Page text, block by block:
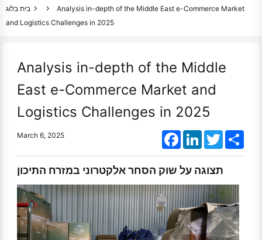
בית בלוג
Analysis in-depth of the Middle East e-Commerce Market
and Logistics Challenges in 2025
Analysis in-depth of the Middle
East e-Commerce Market and
Logistics Challenges in 2025
March 6, 2025 FacebookLinkedInTwitter
תצוגה על שוק הסחר אלקטרוני במזרח התיכון